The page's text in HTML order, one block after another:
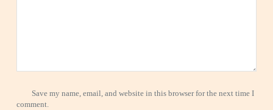
Save my name, email, and website in this browser for the next time I
comment.